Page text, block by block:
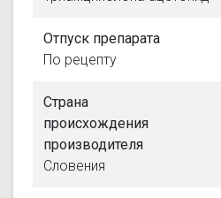
Отпуск препарата
По рецепту
Страна
происхождения
производителя
Словения